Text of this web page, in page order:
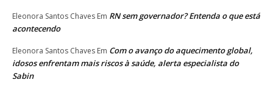
Eleonora Santos Chaves Em RN sem governador? Entenda o que está
acontecendo
Eleonora Santos Chaves Em Com o avanço do aquecimento global,
idosos enfrentam mais riscos à saúde, alerta especialista do
Sabin